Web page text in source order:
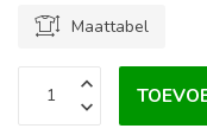
Maattabel